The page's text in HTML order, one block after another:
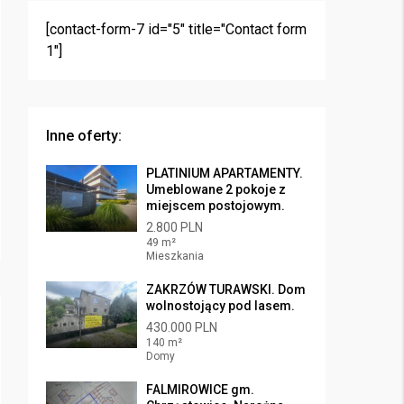
[contact-form-7 id="5" title="Contact form
1"]
Inne oferty:
PLATINIUM APARTAMENTY.
Umeblowane 2 pokoje z
miejscem postojowym.
2.800 PLN
49 m²
Mieszkania
ZAKRZÓW TURAWSKI. Dom
wolnostojący pod lasem.
430.000 PLN
140 m²
Domy
FALMIROWICE gm.